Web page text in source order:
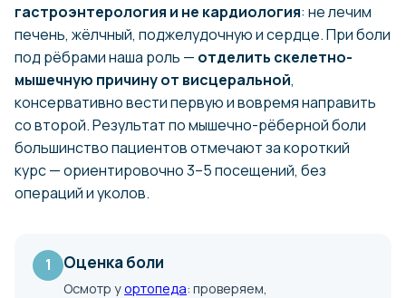
гастроэнтерология и не кардиология: не лечим
печень, жёлчный, поджелудочную и сердце. При боли
под рёбрами наша роль — отделить скелетно-
мышечную причину от висцеральной,
консервативно вести первую и вовремя направить
со второй. Результат по мышечно-рёберной боли
большинство пациентов отмечают за короткий
курс — ориентировочно 3–5 посещений, без
операций и уколов.
1 Оценка боли
Осмотр уортопеда: проверяем,